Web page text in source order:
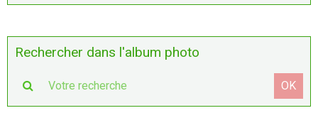
Rechercher dans l'album photo
OK